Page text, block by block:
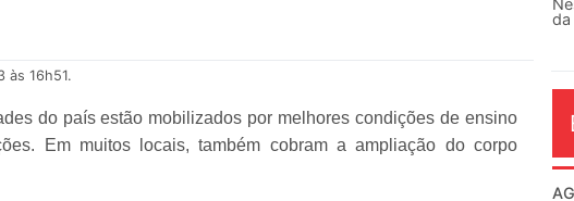
às 16h51.
do país estão mobilizados por melhores condições de ensino
Em muitos locais, também cobram a ampliação do corpo
O